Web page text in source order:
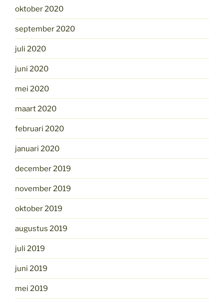
oktober 2020
september 2020
juli 2020
juni 2020
mei 2020
maart 2020
februari 2020
januari 2020
december 2019
november 2019
oktober 2019
augustus 2019
juli 2019
juni 2019
mei 2019